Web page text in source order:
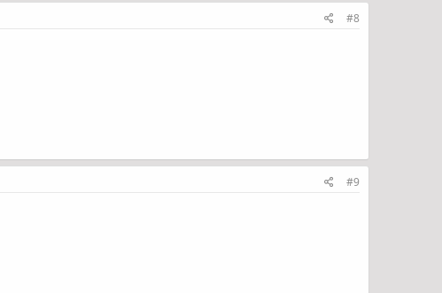
#8
#9